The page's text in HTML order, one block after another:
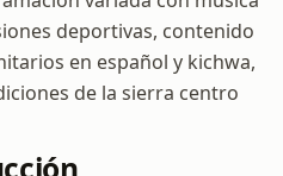
deportivas, contenido
en español y kichwa,
de la sierra centro